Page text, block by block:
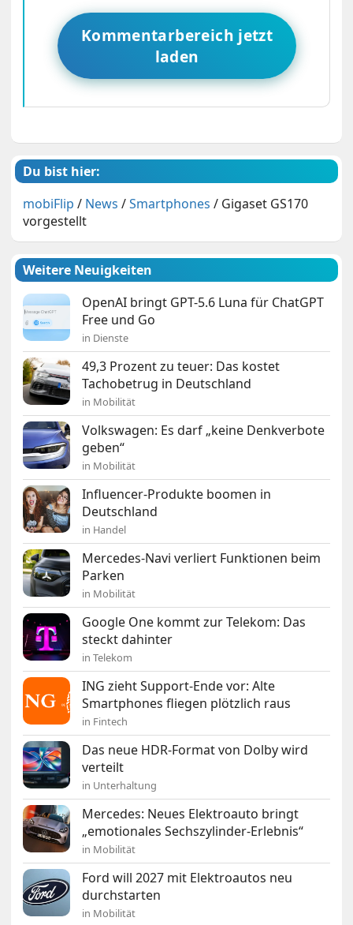
Kommentarbereich jetzt
laden
Du bist hier:
mobiFlip / News /Smartphones / Gigaset GS170
vorgestellt
Weitere Neuigkeiten
OpenAI bringt GPT-5.6 Luna für ChatGPT
Free und Go
in Dienste
49,3 Prozent zu teuer: Das kostet
Tachobetrug in Deutschland
in Mobilität
Volkswagen: Es darf „keine Denkverbote
geben“
in Mobilität
Influencer-Produkte boomen in
Deutschland
in Handel
Mercedes-Navi verliert Funktionen beim
Parken
in Mobilität
Google One kommt zur Telekom: Das
steckt dahinter
in Telekom
ING zieht Support-Ende vor: Alte
Smartphones fliegen plötzlich raus
in Fintech
Das neue HDR-Format von Dolby wird
verteilt
in Unterhaltung
Mercedes: Neues Elektroauto bringt
„emotionales Sechszylinder-Erlebnis“
in Mobilität
Ford will 2027 mit Elektroautos neu
durchstarten
in Mobilität